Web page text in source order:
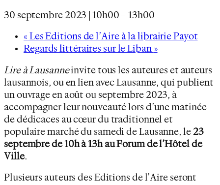
30 septembre 2023 | 10h00 – 13h00
« Les Editions de l’Aire à la librairie Payot
Regards littéraires sur le Liban »
Lire à Lausanneinvite tous les auteures et auteurs
lausannois, ou en lien avec Lausanne, qui publient
un ouvrage en août ou septembre 2023, à
accompagner leur nouveauté lors d’une matinée
de dédicaces au cœur du traditionnel et
populaire marché du samedi de Lausanne, le 23
septembre de 10h à 13h au Forum de l’Hôtel de
Ville.
Plusieurs auteurs des Editions de l’Aire seront